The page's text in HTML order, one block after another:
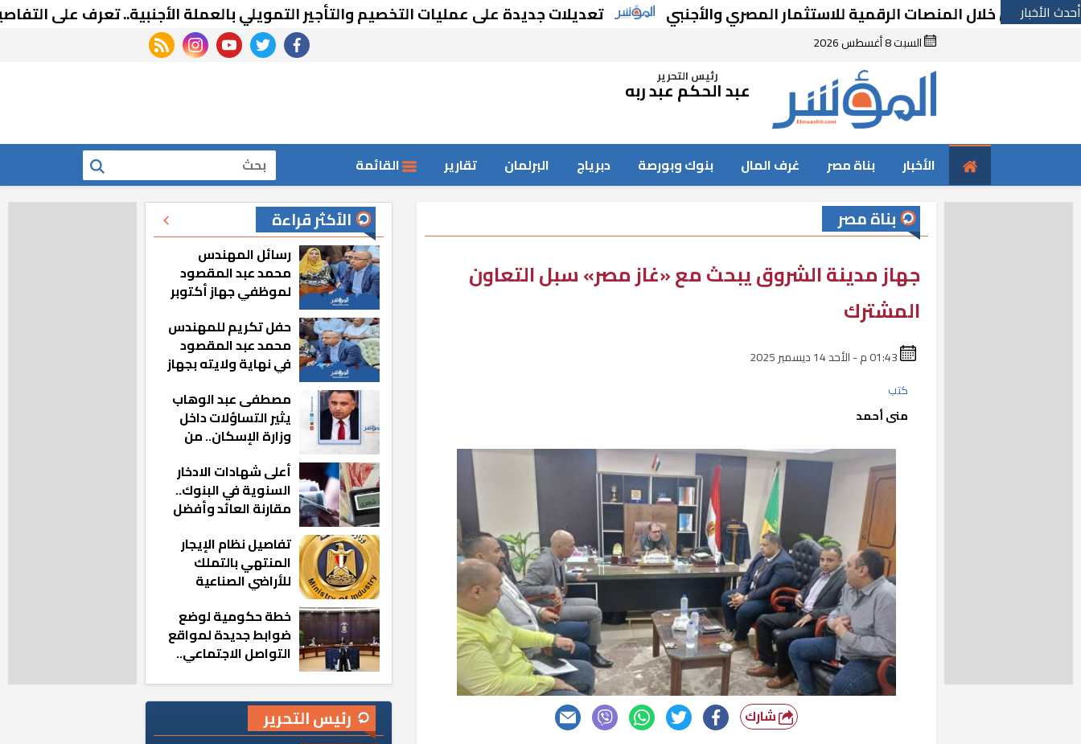
أحدث الأخبار
خلال المنصات الرقمية للاستثمار المصري والأجنبي تعديلات جديدة على عمليات التخصيم والتأجير التمويلي بالعملة الأجنبية.. تعرف على التفاصيل
السبت 8 أغسطس 2026 facebook
twitter
youtube
instagram
rss feed
رئيس التحرير
عبد الحكم عبد ربه
الأخبار بناة مصر غرف المال بنوك وبورصة دبرياج البرلمان تقارير القائمة بحث
بناة مصر
جهاز مدينة الشروق يبحث مع «غاز مصر» سبل التعاون
المشترك
كتب
منى أحمد
شارك
الأكثر قراءة
رسائل المهندس
محمد عبد المقصود
لموظفي جهاز أكتوبر
مشيت والمدينة
رجعت للخلف»
حفل تكريم للمهندس
محمد عبد المقصود
في نهاية ولايته بجهاز
مصطفى عبد الوهاب
يثير التساؤلات داخل
وزارة الإسكان.. من
المناصب؟
أعلى شهادات الادخار
السنوية في البنوك..
مقارنة العائد وأفضل
تفاصيل نظام الإيجار
المنتهي بالتملك
للأراضي الصناعية
خطة حكومية لوضع
ضوابط جديدة لمواقع
التواصل الاجتماعي..
رئيس التحرير